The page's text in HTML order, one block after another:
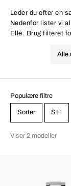
Leder du efter en
Nedenfor lister vi
Elle. Brug filteret
Alle
Populære filtre
Sorter Stil
Viser 2 modeller